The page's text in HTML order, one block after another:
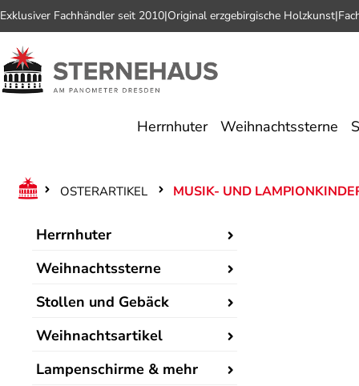
Hauptinhalt springen
Zur Suche springen
Zur Hauptnavigation springen
Exklusiver Fachhändler seit 2010|Original erzgebirgische Holzkunst|
Herrnhuter Weihnachtssterne
OSTERARTIKEL MUSIK- UND
Herrnhuter
Weihnachtssterne
Stollen und Gebäck
Weihnachtsartikel
Lampenschirme & mehr